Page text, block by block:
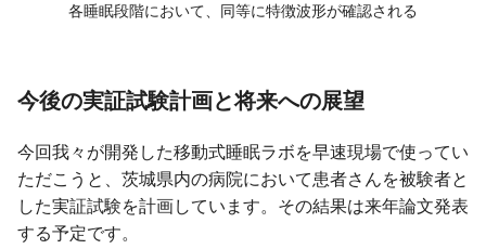
各睡眠段階において、同等に特徴波形が確認される
今後の実証試験計画と将来への展望
今回我々が開発した移動式睡眠ラボを早速現場で使ってい
ただこうと、茨城県内の病院において患者さんを被験者と
した実証試験を計画しています。その結果は来年論文発表
する予定です。